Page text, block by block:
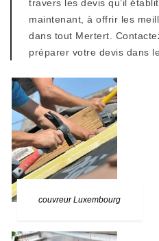
travers les devis qu’il
maintenant, à offrir les
dans tout Mertert.
préparer votre devis dans
couvreur Luxembourg